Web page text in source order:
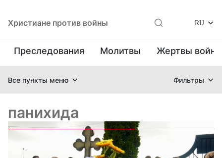
Христиане против войны RU
Преследования Молитвы Жертвы
Все пункты меню Фильтры
панихида